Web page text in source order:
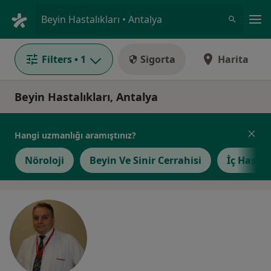
Beyin Hastalıkları • Antalya
Filters • 1 Sigorta Harita
Beyin Hastalıkları, Antalya
Hangi uzmanlığı aramıştınız?
Nöroloji Beyin Ve Sinir Cerrahisi İç